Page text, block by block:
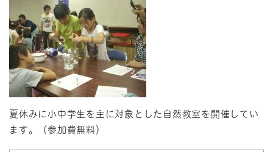
夏休みに小中学生を主に対象とした自然教室を開催してい
ます。（参加費無料）